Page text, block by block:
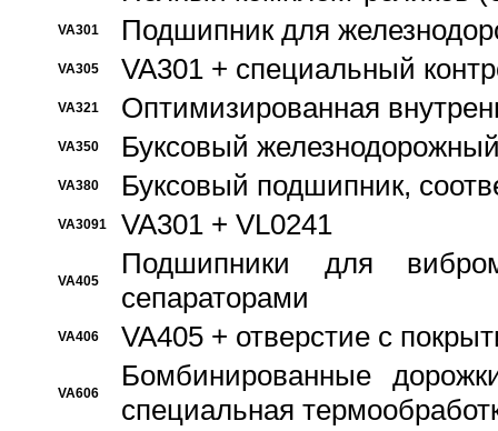
VA301 Подшипник для
VA305 VA301 + специальный
VA321 Оптимизированная
VA350 Буксовый
VA380 Буксовый подшипник,
VA3091 VA301 + VL0241
VA405
Подшипники для
сепараторами
VA406 VA405 + отверстие с
VA606
Бомбинированные
специальная